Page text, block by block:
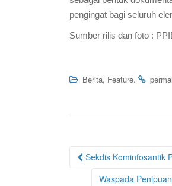
pengingat bagi seluruh
Sumber rilis dan foto :
Berita, Feature.
Post
navigation
Sekdis Kominfosantik
Waspada